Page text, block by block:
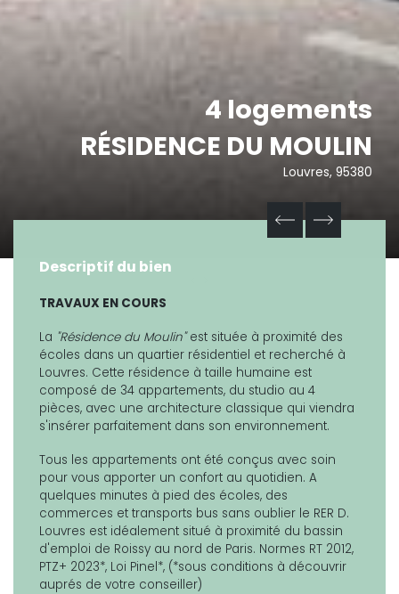
4 logements
RÉSIDENCE DU MOULIN
Louvres, 95380
Descriptif du bien
TRAVAUX EN COURS
La "Résidence du Moulin"est située à proximité des
écoles dans un quartier résidentiel et recherché à
Louvres. Cette résidence à taille humaine est
composé de 34 appartements, du studio au 4
pièces, avec une architecture classique qui viendra
s'insérer parfaitement dans son environnement.
Tous les appartements ont été conçus avec soin
pour vous apporter un confort au quotidien. A
quelques minutes à pied des écoles, des
commerces et transports bus sans oublier le RER D.
Louvres est idéalement situé à proximité du bassin
d'emploi de Roissy au nord de Paris. Normes RT 2012,
PTZ+ 2023*, Loi Pinel*, (*sous conditions à découvrir
auprés de votre conseiller)